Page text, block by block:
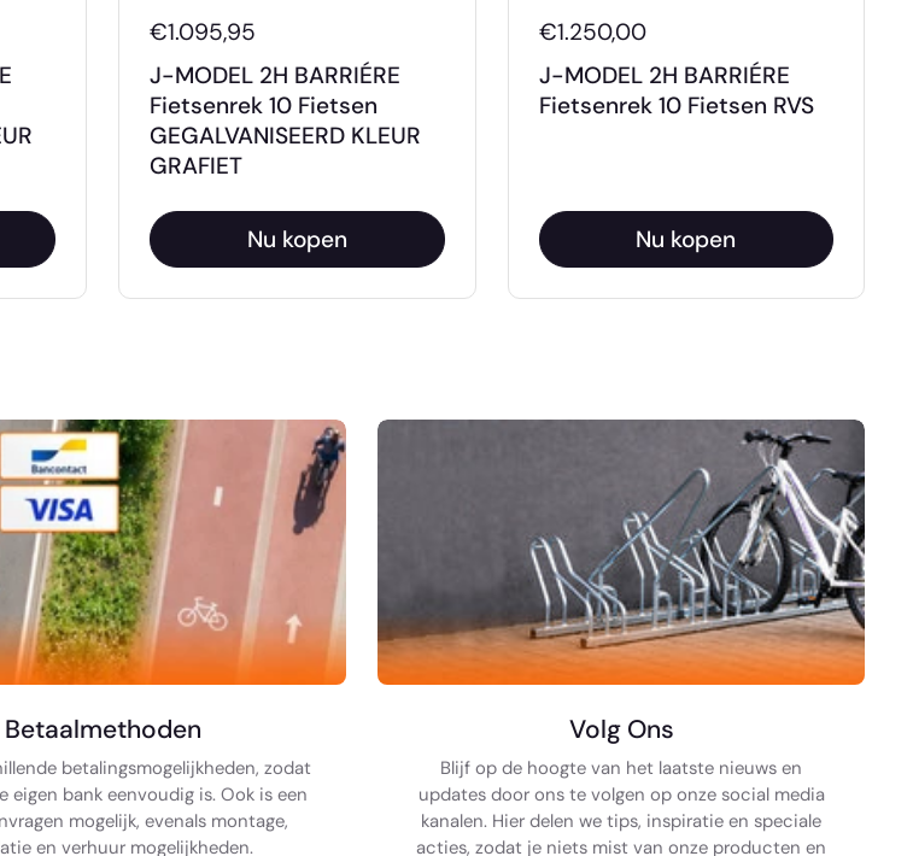
€1.095,95
J-MODEL 2H BARRIÉRE
Fietsenrek 10 Fietsen
GEGALVANISEERD KLEUR
GRAFIET
Nu kopen
€1.250,00
J-MODEL 2H BARRIÉRE
Fietsenrek 10 Fietsen RVS
Nu kopen
Betaalmethoden
betalingsmogelijkheden, zodat
eigen bank eenvoudig is. Ook is een
mogelijk, evenals montage,
en verhuur mogelijkheden.
Volg Ons
Blijf op de hoogte van het laatste nieuws en
updates door ons te volgen op onze social media
kanalen. Hier delen we tips, inspiratie en speciale
acties, zodat je niets mist van onze producten en